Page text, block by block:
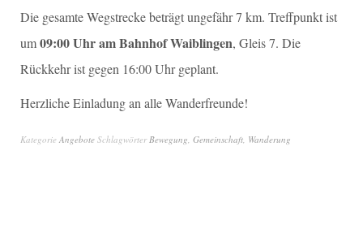
Die gesamte Wegstrecke beträgt ungefähr 7 km. Treffpunkt ist
um09:00 Uhr am Bahnhof Waiblingen, Gleis 7. Die
Rückkehr ist gegen 16:00 Uhr geplant.
Herzliche Einladung an alle Wanderfreunde!
Kategorie Angebote SchlagwörterBewegung, Gemeinschaft, Wanderung